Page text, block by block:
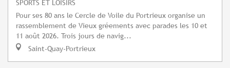
SPORTS ET LOISIRS
Pour ses 80 ans le Cercle de Voile du Portrieux organise un
rassemblement de Vieux gréements avec parades les 10 et
11 août 2026. Trois jours de navig...
Saint-Quay-Portrieux